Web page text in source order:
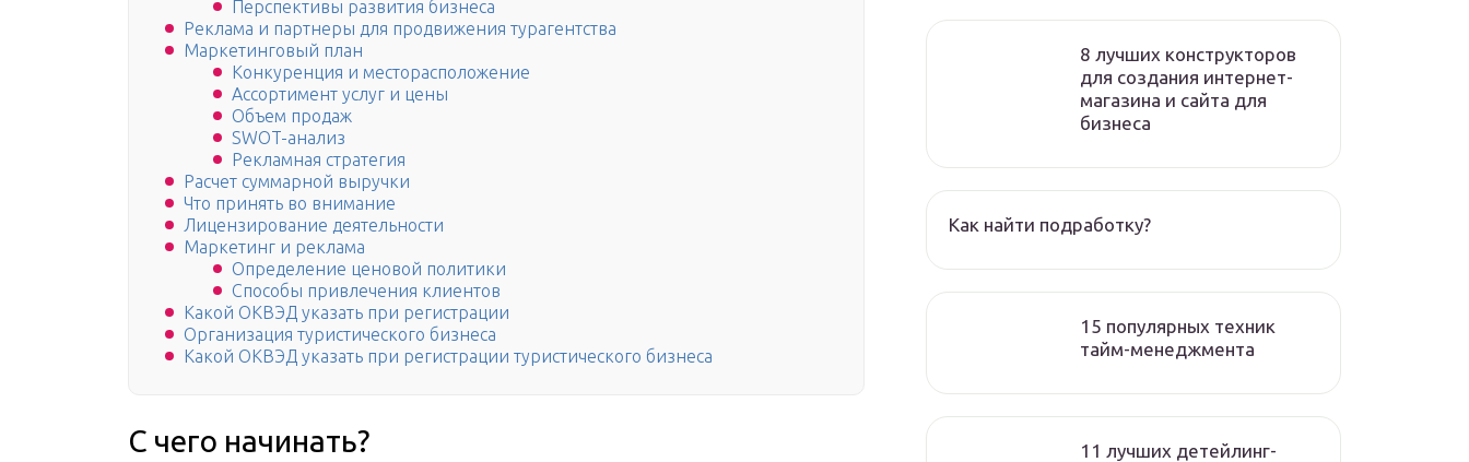
Перспективы развития бизнеса
Реклама и партнеры для продвижения турагентства
Маркетинговый план
Конкуренция и месторасположение
Ассортимент услуг и цены
Объем продаж
SWOT-анализ
Рекламная стратегия
Расчет суммарной выручки
Что принять во внимание
Лицензирование деятельности
Маркетинг и реклама
Определение ценовой политики
Способы привлечения клиентов
Какой ОКВЭД указать при регистрации
Организация туристического бизнеса
Какой ОКВЭД указать при регистрации туристического бизнеса
С чего начинать?
8 лучших конструкторов
для создания интернет-
магазина и сайта для
бизнеса
Как найти подработку?
15 популярных техник
тайм-менеджмента
11 лучших детейлинг-